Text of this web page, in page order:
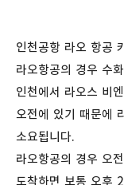
인천공항 라오 항공
라오항공의 경우 수
인천에서 라오스 비
오전에 있기 때문에
소요됩니다.
라오항공의 경우 오
도착하면 보통 오후